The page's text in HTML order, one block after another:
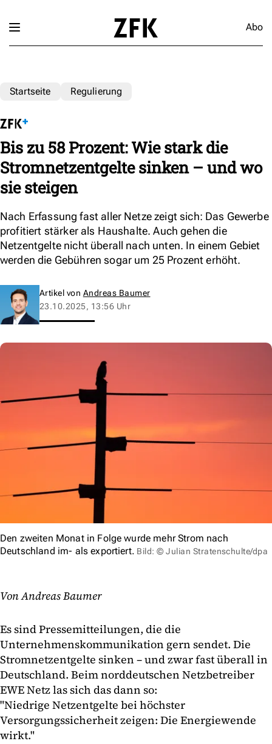
Abo
Startseite Regulierung
Bis zu 58 Prozent: Wie stark die
Stromnetzentgelte sinken – und wo
sie steigen
Nach Erfassung fast aller Netze zeigt sich: Das Gewerbe
profitiert stärker als Haushalte. Auch gehen die
Netzentgelte nicht überall nach unten. In einem Gebiet
werden die Gebühren sogar um 25 Prozent erhöht.
Artikel von Andreas Baumer
23.10.2025, 13:56 Uhr
Den zweiten Monat in Folge wurde mehr Strom nach
Deutschland im- als exportiert. Bild: © Julian Stratenschulte/dpa
Von Andreas Baumer
Es sind Pressemitteilungen, die die
Unternehmenskommunikation gern sendet. Die
Stromnetzentgelte sinken – und zwar fast überall in
Deutschland. Beim norddeutschen Netzbetreiber
EWE Netz las sich das dann so:
"Niedrige Netzentgelte bei höchster
Versorgungssicherheit zeigen: Die Energiewende
wirkt."